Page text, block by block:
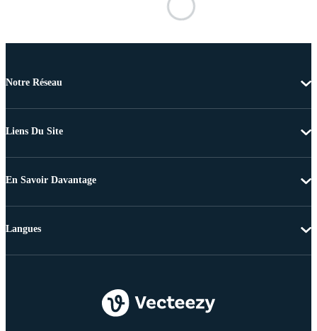
Notre Réseau
Liens Du Site
En Savoir Davantage
Langues